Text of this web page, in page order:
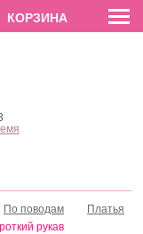
EN РУС
По поводам
Платья
рукав
КОРЗИНА